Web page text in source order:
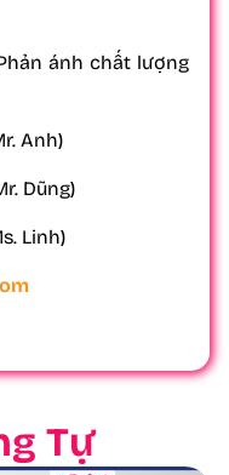
ánh chất lượng
Anh)
Dũng)
Linh)
Tự